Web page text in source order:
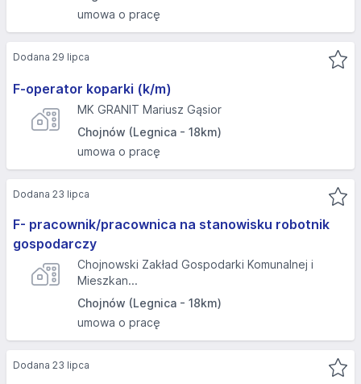
umowa o pracę
F-operator koparki (k/m)
MK GRANIT Mariusz Gąsior
Chojnów (Legnica - 18km)
umowa o pracę
Dodana 29 lipca
F- pracownik/pracownica na stanowisku robotnik
gospodarczy
Chojnowski Zakład Gospodarki Komunalnej i
Mieszkan...
Chojnów (Legnica - 18km)
umowa o pracę
Dodana 23 lipca
Dodana 23 lipca